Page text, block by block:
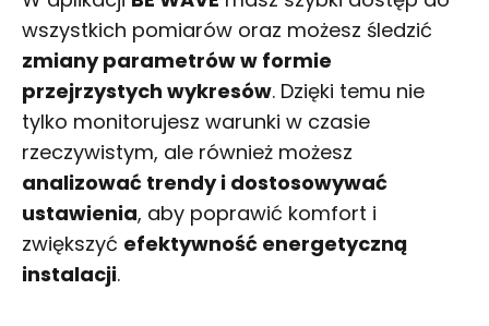
wszystkich pomiarów oraz możesz śledzić
zmiany parametrów w formie
przejrzystych wykresów. Dzięki temu nie
tylko monitorujesz warunki w czasie
rzeczywistym, ale również możesz
analizować trendy i dostosowywać
ustawienia, aby poprawić komfort i
zwiększyć efektywność energetyczną
instalacji.